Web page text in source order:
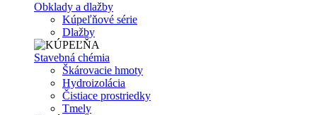
Obklady a dlažby
Kúpeľňové série
Dlažby
Stavebná chémia
Škárovacie hmoty
Hydroizolácia
Čistiace prostriedky
Tmely